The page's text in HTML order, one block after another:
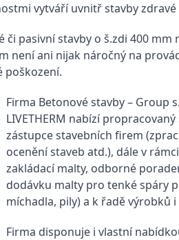
vytváří uvnitř stavby
či pasivní stavby o š.zdi 400
není ani nijak náročný na
poškození.
Firma Betonové stavby – Group
LIVETHERM nabízí
zástupce stavebních firem
ocenění staveb atd.), dále v
zakládací malty, odborné
dodávku malty pro tenké spáry
míchadla, pily) a k řadě výrobků
Firma disponuje i vlastní